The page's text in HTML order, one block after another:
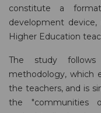
constitute a
development
Higher Education
The study follows
methodology, which
the teachers, and is
the "communities